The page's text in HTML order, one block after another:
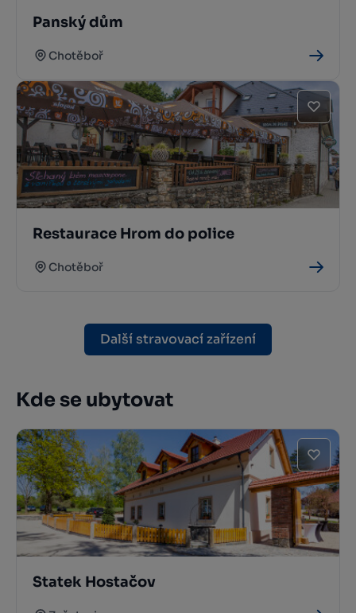
Panský dům
Chotěboř
Restaurace Hrom do police
Chotěboř
Další stravovací zařízení
Kde se ubytovat
Statek Hostačov